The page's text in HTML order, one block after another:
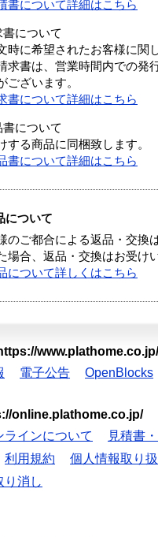
書について詳細はこちら
について
時に希望されたお客様に関
求書は、営業時間内での発
ございます。
書について詳細はこちら
について
する商品に同梱致します。
書について詳細はこちら
について
のご都合による返品・交換
場合、返品・交換はお受け
について詳しくはこちら
www.plathome.co.jp/
電子公告 OpenBlocks
online.plathome.co.jp/
ラインについて 見積書
利用規約 個人情報取り
り消し